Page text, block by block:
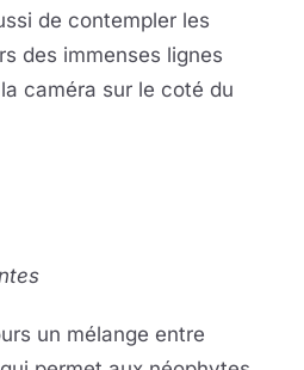
de contempler les
des immenses lignes
caméra sur le coté du
un mélange entre